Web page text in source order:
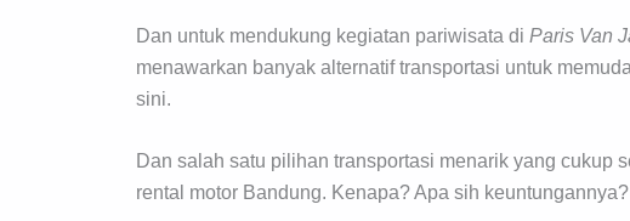
Dan untuk mendukung kegiatan pariwisata di Paris Van
menawarkan banyak alternatif transportasi untuk
sini.
Dan salah satu pilihan transportasi menarik yang cukup
rental motor Bandung. Kenapa? Apa sih